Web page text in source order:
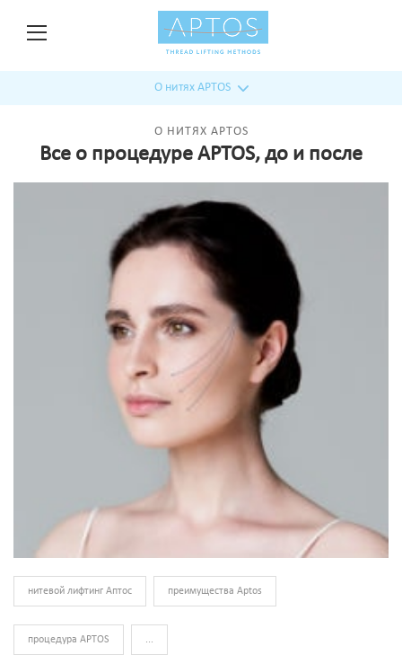
О нитях APTOS
О НИТЯХ APTOS
Все о процедуре APTOS, до и после
нитевой лифтинг Аптос преимущества Aptos
процедура APTOS ...